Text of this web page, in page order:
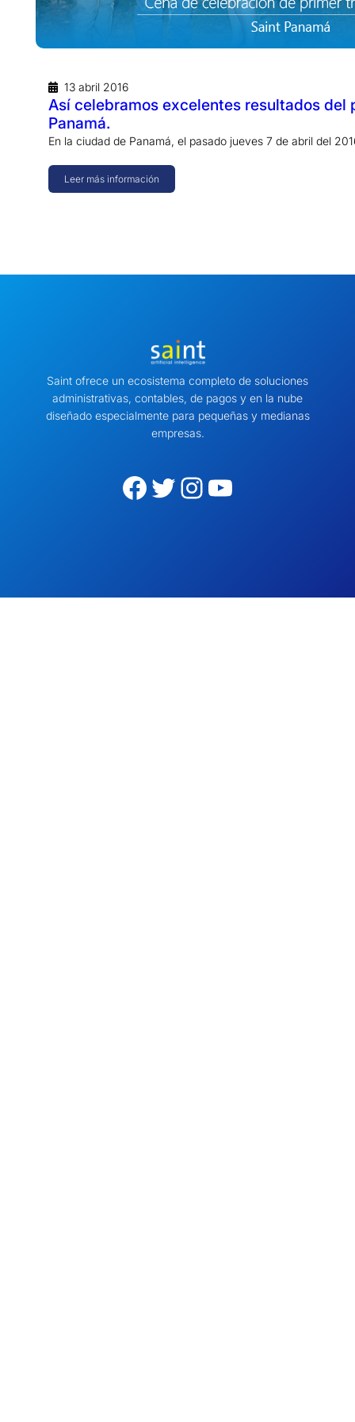
13 abril 2016
Así celebramos excelentes resultados del
Panamá.
En la ciudad de Panamá, el pasado jueves 7 de abril del
Leer más información
Saint ofrece un ecosistema completo de soluciones
administrativas, contables, de pagos y en la nube
diseñado especialmente para pequeñas y medianas
empresas.
Facebook Twitter Instagram YouTube